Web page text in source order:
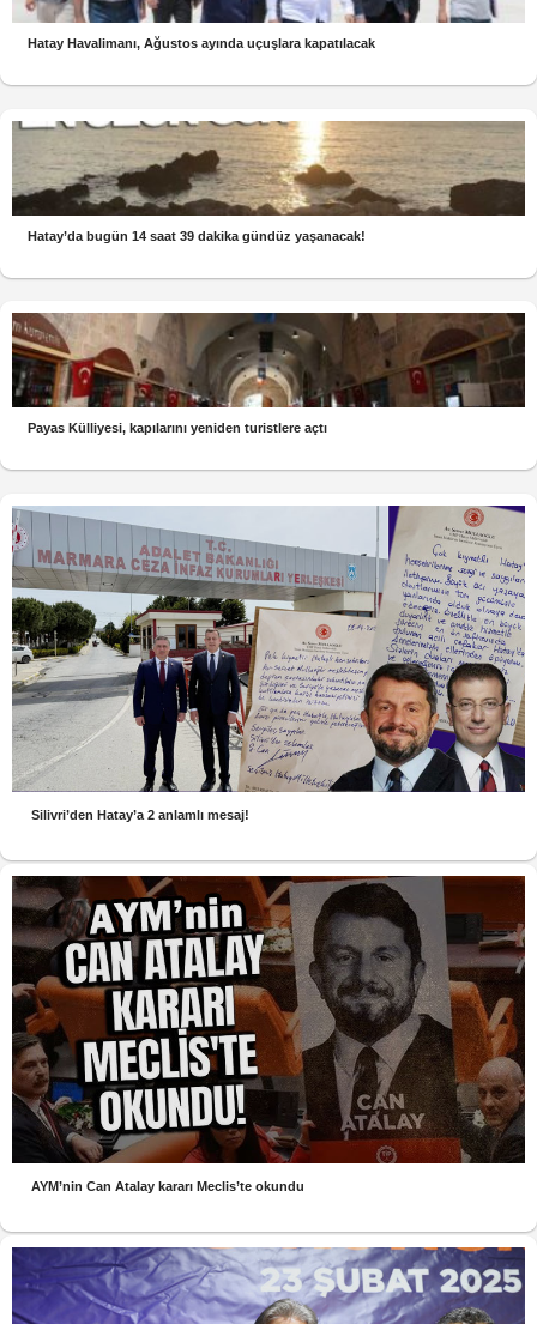
Hatay Havalimanı, Ağustos ayında uçuşlara kapatılacak
Hatay’da bugün 14 saat 39 dakika gündüz yaşanacak!
Payas Külliyesi, kapılarını yeniden turistlere açtı
Silivri’den Hatay’a 2 anlamlı mesaj!
AYM’nin Can Atalay kararı Meclis’te okundu